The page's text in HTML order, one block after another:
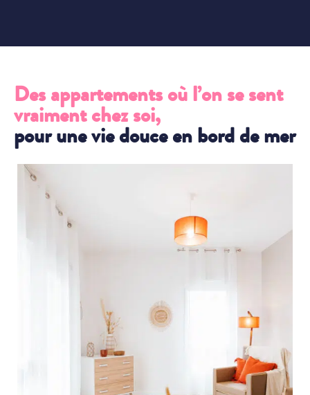
Des appartements où l’on se sent
vraiment chez soi,
pour une vie douce en bord de mer